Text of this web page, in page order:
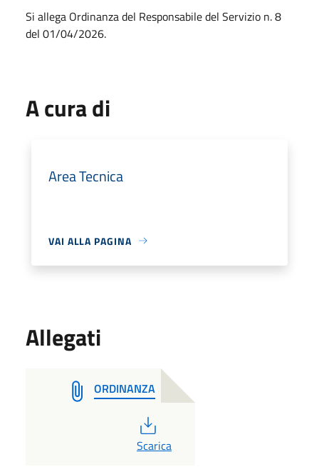
Si allega Ordinanza del Responsabile del Servizio n. 8
del 01/04/2026.
A cura di
Area Tecnica
VAI ALLA PAGINA
Allegati
ORDINANZA
PDF
Scarica